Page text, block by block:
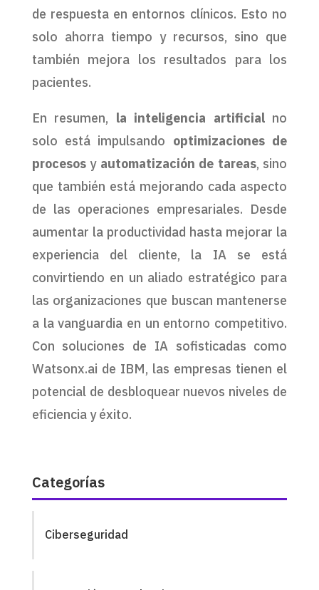
de respuesta en entornos clínicos. Esto no
solo ahorra tiempo y recursos, sino que
también mejora los resultados para los
pacientes.
En resumen, la inteligencia artificialno
solo está impulsando optimizaciones de
procesosy automatización de tareas, sino
que también está mejorando cada aspecto
de las operaciones empresariales. Desde
aumentar la productividad hasta mejorar la
experiencia del cliente, la IA se está
convirtiendo en un aliado estratégico para
las organizaciones que buscan mantenerse
a la vanguardia en un entorno competitivo.
Con soluciones de IA sofisticadas como
Watsonx.ai de IBM, las empresas tienen el
potencial de desbloquear nuevos niveles de
eficiencia y éxito.
Categorías
Ciberseguridad